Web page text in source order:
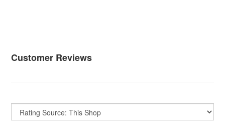
Customer Reviews